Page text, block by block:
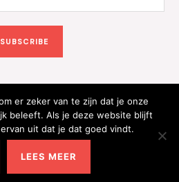
SUBSCRIBE
Onlineshop | Powered by
Onlineshop
er zeker van te zijn dat je onze
beleeft. Als je deze website blijft
uit dat je dat goed vindt.
LEES MEER